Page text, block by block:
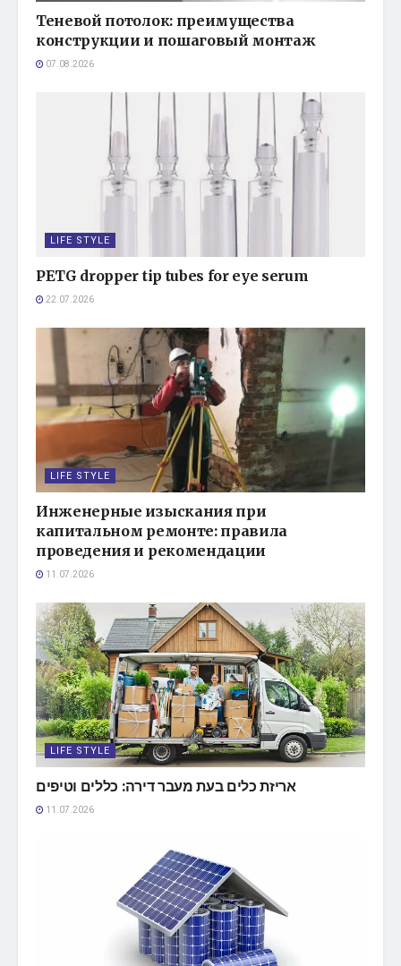
Теневой потолок: преимущества
конструкции и пошаговый монтаж
07.08.2026
LIFE STYLE
PETG dropper tip tubes for eye serum
22.07.2026
LIFE STYLE
Инженерные изыскания при
капитальном ремонте: правила
проведения и рекомендации
11.07.2026
LIFE STYLE
אריזת כלים בעת מעבר דירה: כללים וטיפים
11.07.2026